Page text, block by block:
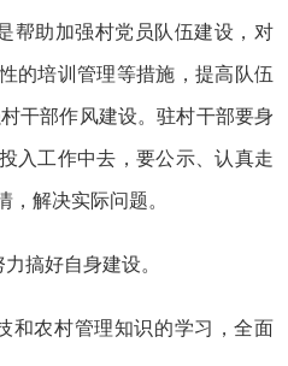
帮助加强村党员队伍建设，对
的培训管理等措施，提高队伍
干部作风建设。驻村干部要身
入工作中去，要公示、认真走
，解决实际问题。
搞好自身建设。
和农村管理知识的学习，全面